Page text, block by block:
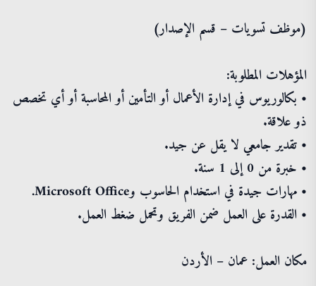
(موظف تسويات – قسم الإصدار)
المؤهلات المطلوبة:
• بكالوريوس في إدارة الأعمال أو التأمين أو المحاسبة أو أي تخصص
ذو علاقة.
• تقدير جامعي لا يقل عن جيد.
• خبرة من 0 إلى 1 سنة.
• مهارات جيدة في استخدام الحاسوب وMicrosoft Office.
• القدرة على العمل ضمن الفريق وتحمل ضغط العمل.
مكان العمل: عمان – الأردن